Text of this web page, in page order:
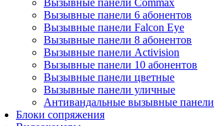
Вызывные панели Commax
Вызывные панели 6 абонентов
Вызывные панели Falcon Eye
Вызывные панели 8 абонентов
Вызывные панели Activision
Вызывные панели 10 абонентов
Вызывные панели цветные
Вызывные панели уличные
Антивандальные вызывные панели
Блоки сопряжения